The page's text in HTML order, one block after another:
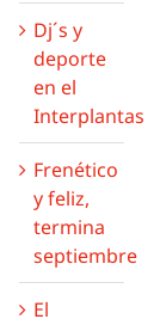
Dj´s y
deporte
en el
Interplantas
Frenético
y feliz,
termina
septiembre
El